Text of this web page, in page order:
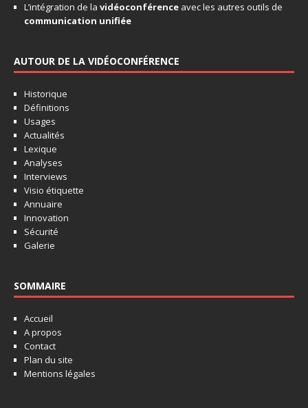
L’intégration de la vidéoconférence avec les autres outils de
communication unifiée
AUTOUR DE LA VIDÉOCONFÉRENCE
Historique
Définitions
Usages
Actualités
Lexique
Analyses
Interviews
Visio étiquette
Annuaire
Innovation
Sécurité
Galerie
SOMMAIRE
Accueil
A propos
Contact
Plan du site
Mentions légales